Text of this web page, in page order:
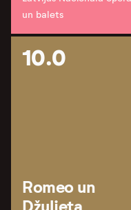
un balets
10.0
Romeo un